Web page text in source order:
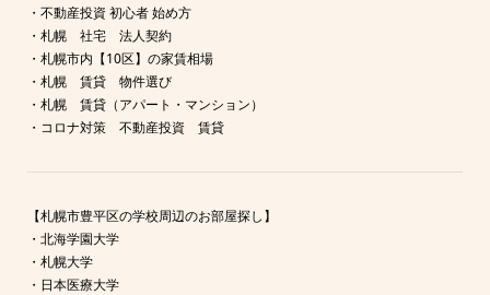
・ 不動産投資 初心者 始め方
・ 札幌 社宅 法人契約
・ 札幌市内【10区】の家賃相場
・ 札幌 賃貸 物件選び
・ 札幌 賃貸（アパート・マンション）
・ コロナ対策 不動産投資 賃貸
【札幌市豊平区の学校周辺のお部屋探し】
・ 北海学園大学
・ 札幌大学
・ 日本医療大学